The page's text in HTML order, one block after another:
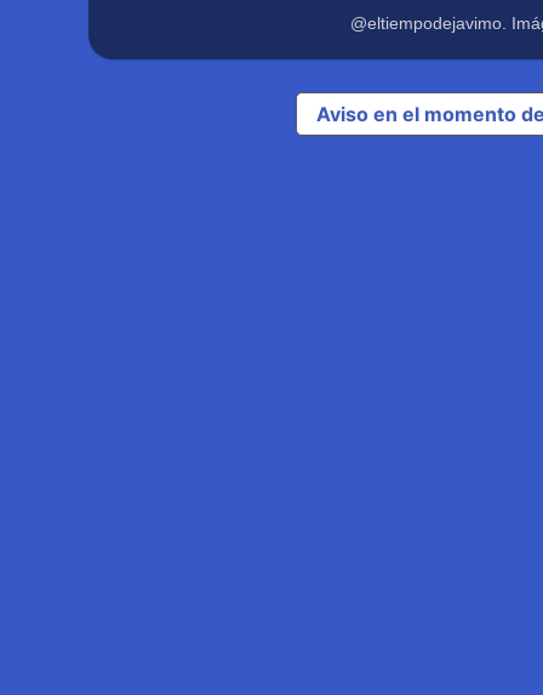
@eltiempodejavimo.
Aviso en el momento